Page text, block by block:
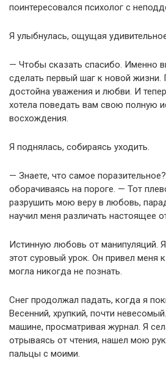
поинтересовался психолог с
Я улыбнулась, ощущая
— Чтобы сказать спасибо. Именно
сделать первый шаг к новой жизни.
достойна уважения и любви. И
хотела поведать вам свою полную
восхождения.
Я поднялась, собираясь уходить.
— Знаете, что самое
оборачиваясь на пороге. — Тот
разрушить мою веру в любовь,
научил меня различать настоящее
Истинную любовь от манипуляций.
этот суровый урок. Он привел меня
могла никогда не познать.
Снег продолжал падать, когда я
Весенний, хрупкий, почти
машине, просматривая журнал. Я
отрываясь от чтения, нашел мою
пальцы с моими.